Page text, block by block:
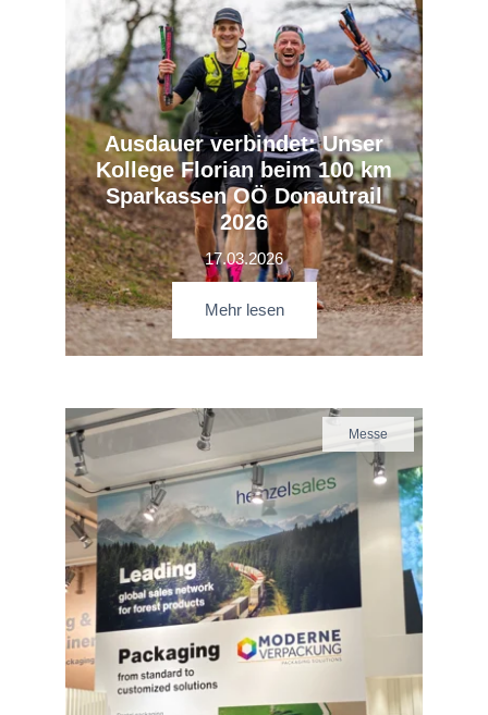
Ausdauer verbindet: Unser
Kollege Florian beim 100 km
Sparkassen OÖ Donautrail
2026
17.03.2026
Mehr lesen
Messe